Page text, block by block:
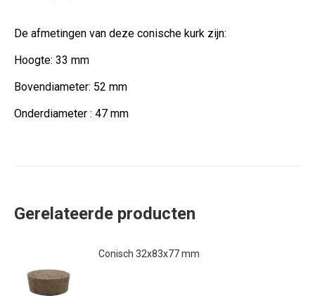
De afmetingen van deze conische kurk zijn:
Hoogte: 33 mm
Bovendiameter: 52 mm
Onderdiameter : 47 mm
Gerelateerde producten
Conisch 32x83x77 mm